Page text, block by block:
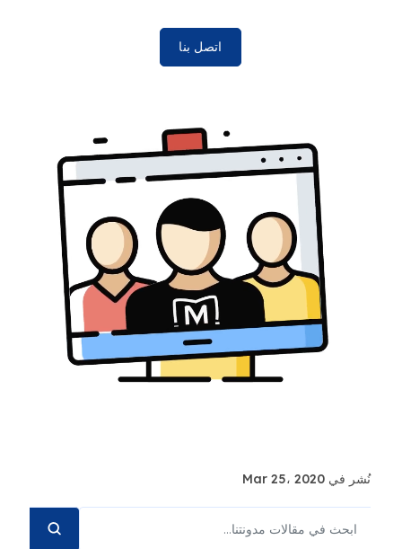
اتصل بنا
نُشر في Mar 25، 2020